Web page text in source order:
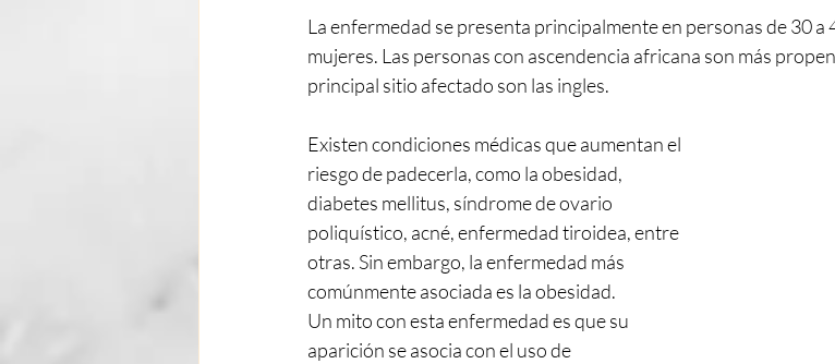
La enfermedad se presenta principalmente en personas de 30 a
mujeres. Las personas con ascendencia africana son más
principal sitio afectado son las ingles.
Existen condiciones médicas que aumentan el
riesgo de padecerla, como la obesidad,
diabetes mellitus, síndrome de ovario
poliquístico, acné, enfermedad tiroidea, entre
otras. Sin embargo, la enfermedad más
comúnmente asociada es la obesidad.
Un mito con esta enfermedad es que su
aparición se asocia con el uso de